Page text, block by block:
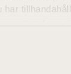
har